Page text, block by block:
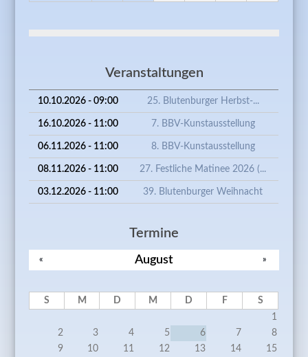
Veranstaltungen
10.10.2026 - 09:00 25. Blutenburger Herbst-...
16.10.2026 - 11:00 7. BBV-Kunstausstellung
06.11.2026 - 11:00 8. BBV-Kunstausstellung
08.11.2026 - 11:00 27. Festliche Matinee 2026 (...
03.12.2026 - 11:00 39. Blutenburger Weihnacht
Termine
August
« »
S M D M D F
S
1
2
3 4 5 6 7
8
9
10 11 12 13 14 15